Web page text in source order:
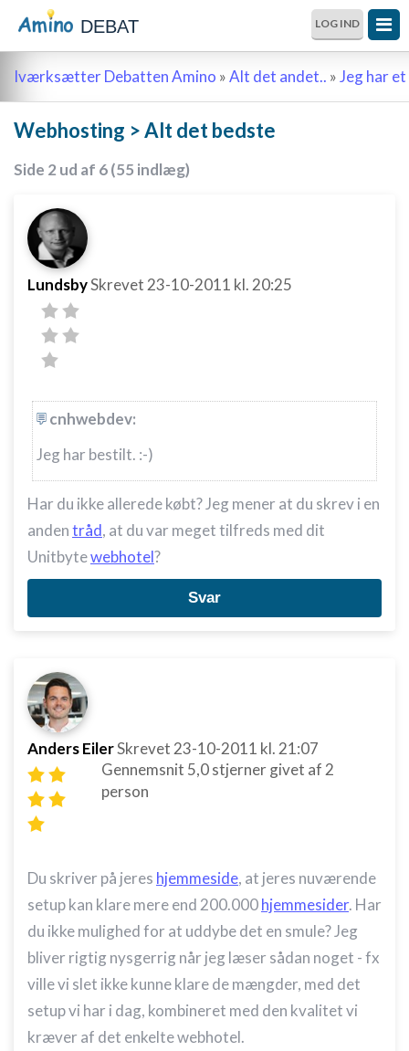
DEBAT LOG IND
Iværksætter Debatten Amino »Alt det andet.. »Jeg har
Webhosting > Alt det bedste
Side 2 ud af 6 (55 indlæg)
LundsbySkrevet 23-10-2011 kl. 20:25
cnhwebdev:
Jeg har bestilt. :-)
Har du ikke allerede købt? Jeg mener at du skrev i en
andentråd, at du var meget tilfreds med dit
Unitbytewebhotel?
Svar
Anders EilerSkrevet 23-10-2011 kl. 21:07
Gennemsnit 5,0stjerner givet af 2
person
Du skriver på jeres hjemmeside, at jeres nuværende
setup kan klare mere end 200.000hjemmesider. Har
du ikke mulighed for at uddybe det en smule? Jeg
bliver rigtig nysgerrig når jeg læser sådan noget - fx
ville vi slet ikke kunne klare de mængder, med det
setup vi har i dag, kombineret med den kvalitet vi
kræver af det enkelte webhotel.